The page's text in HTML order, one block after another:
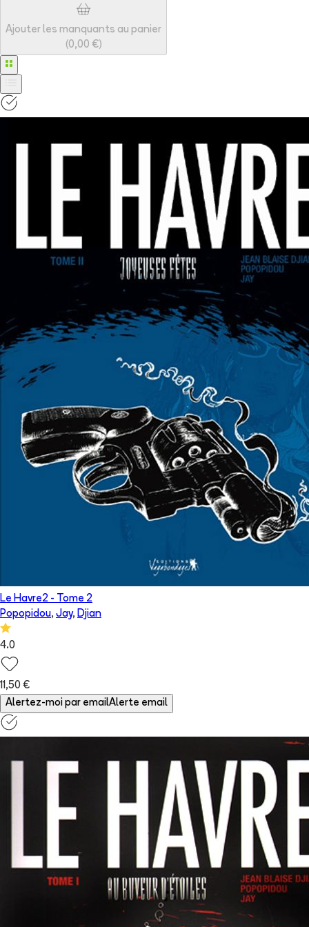
Ajouter les manquants au panier
(0,00 €)
Le Havre2 - Tome 2
Popopidou, Jay, Djian
4.0
11,50 €
Alertez-moi par emailAlerte email